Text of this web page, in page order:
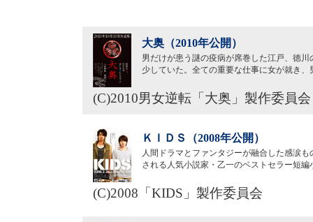
大奥（2010年公開）
男だけが患う謎の疫病が席巻した江戸、徳
少していた。全ての重要な仕事に女が就き
(C)2010男女逆転「大奥」製作委員会
ＫＩＤＳ（2008年公開）
人間ドラマとファンタジーが融合した感涙
される人気小説家・乙一のベストセラー短
(C)2008「KIDS」製作委員会